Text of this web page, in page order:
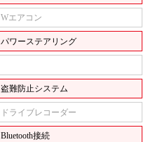
Wエアコン
パワーステアリング
盗難防止システム
ドライブレコーダー
Bluetooth接続